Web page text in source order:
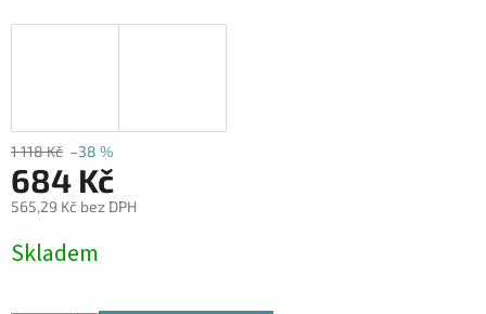
1 118 Kč –38 %
684 Kč
565,29 Kč bez DPH
cena:
Skladem